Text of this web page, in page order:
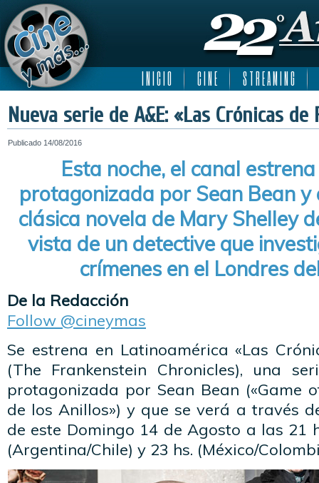
I N I C I O C I N E S T R E A M I N G
Nueva serie de A&E: «Las Crónicas
Publicado 14/08/2016
Esta noche, el canal
protagonizada por Sean Bean y
clásica novela de Mary Shelley
vista de un detective que
crímenes en el Londres
De la Redacción
Follow @cineymas
Se estrena en Latinoamérica «Las
(The Frankenstein Chronicles), una
protagonizada por Sean Bean («Game
de los Anillos») y que se verá a través
de este Domingo 14 de Agosto a las 21
(Argentina/Chile) y 23 hs. (México/